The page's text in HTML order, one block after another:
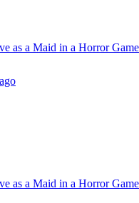
as a Maid in a Horror
as a Maid in a Horror